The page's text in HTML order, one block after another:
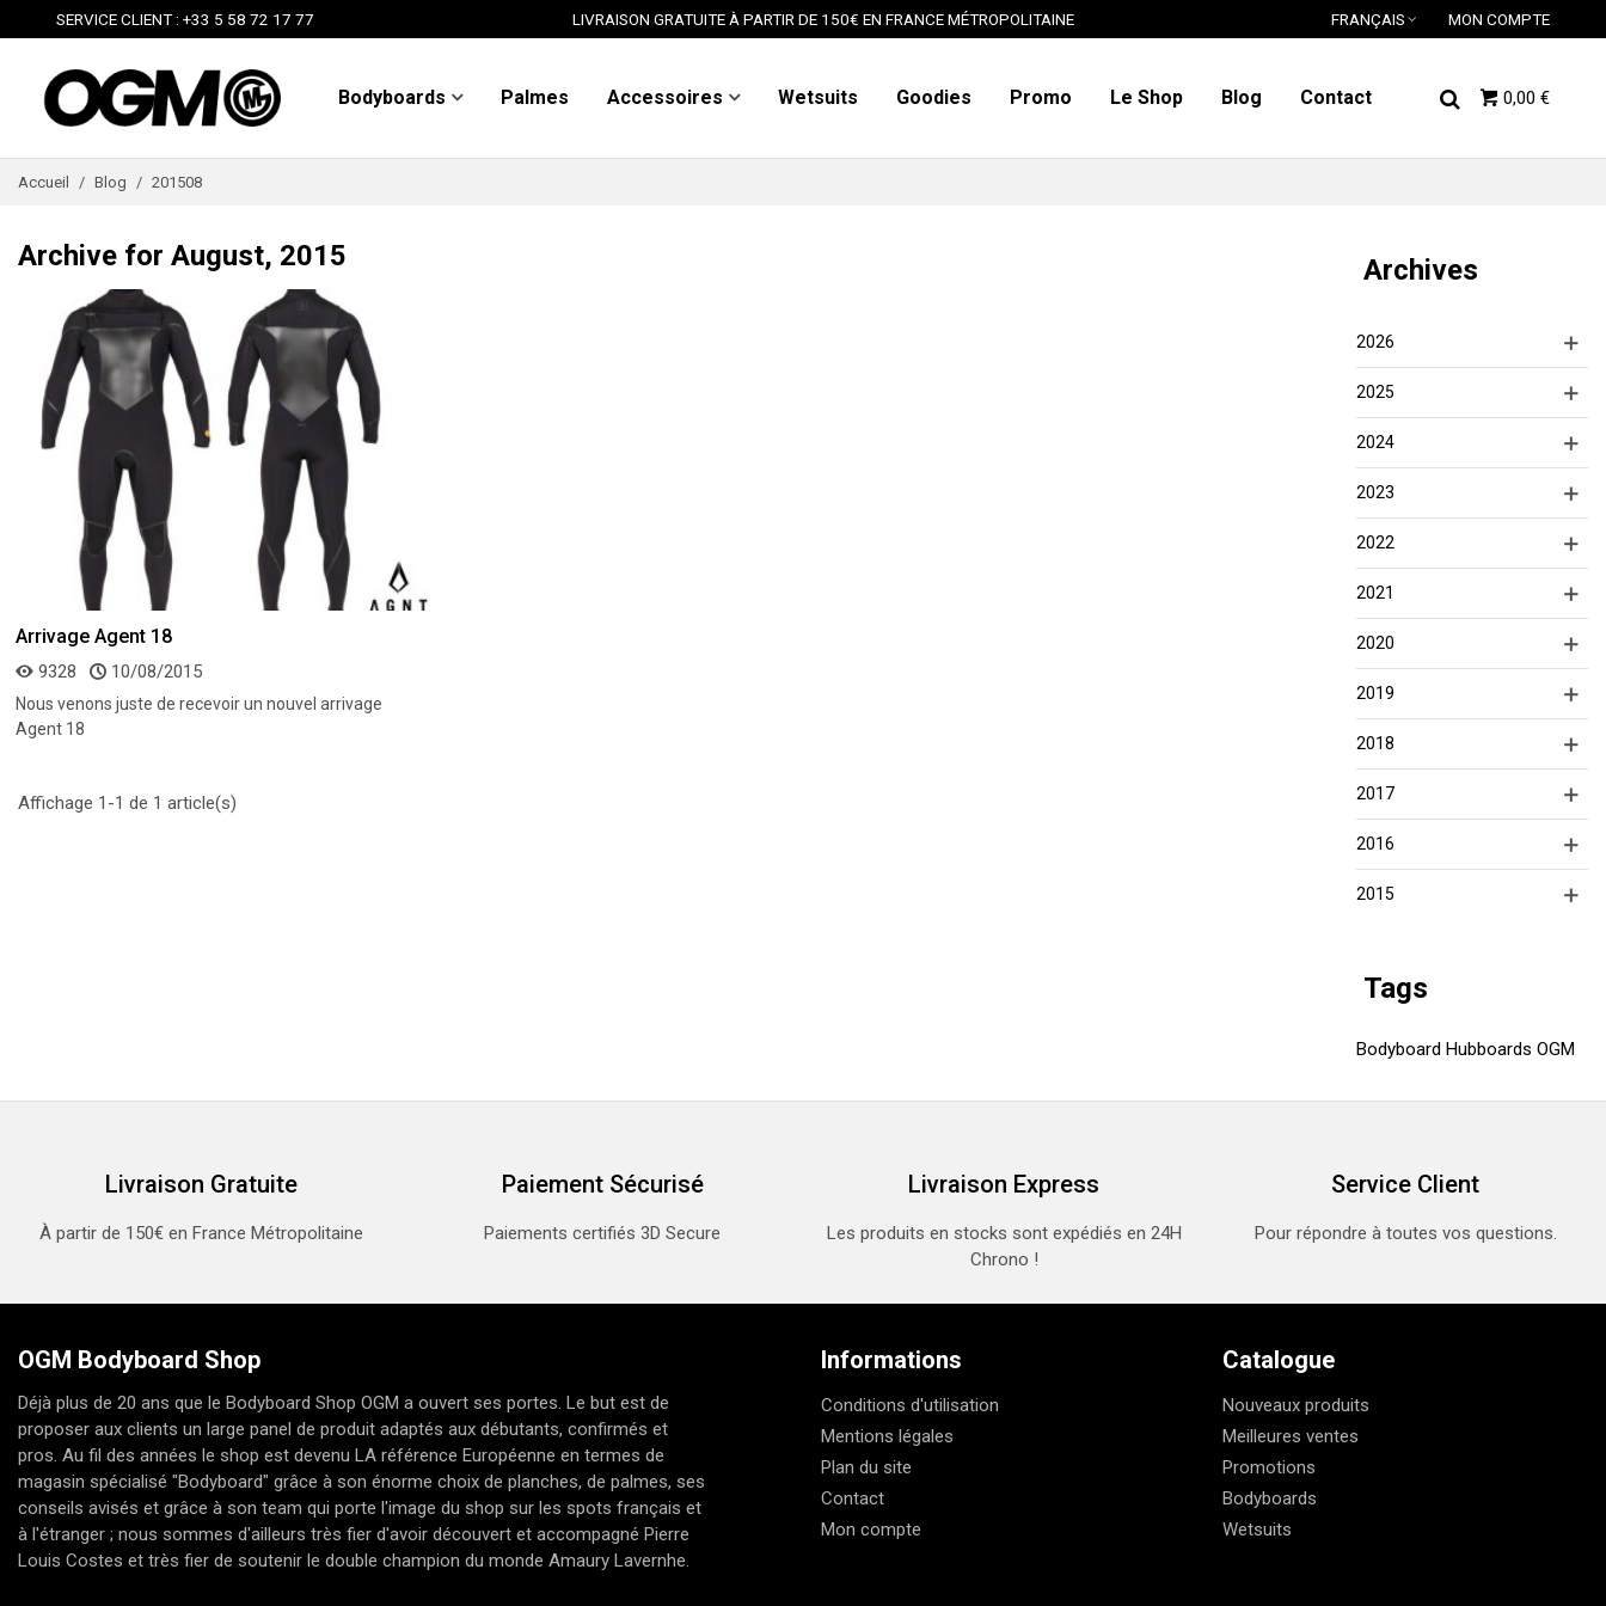
SERVICE CLIENT : +33 5 58 72 17 77 LIVRAISON GRATUITE À PARTIR DE 150€ EN FRANCE MÉTROPOLITAINE FRANÇAIS MON COMPTE
Bodyboards Palmes Accessoires Wetsuits Goodies Promo Le Shop Blog Contact 0,00 €
Accueil / Blog / 201508
Archives
2026
2025
2024
2023
2022
2021
2020
2019
2018
2017
2016
2015
Tags
Bodyboard Hubboards OGM
Archive for August, 2015
Arrivage Agent 18
9328 10/08/2015
Nous venons juste de recevoir un nouvel arrivage
Agent 18
Affichage 1-1 de 1 article(s)
Livraison Gratuite
À partir de 150€ en France Métropolitaine
Paiement Sécurisé
Paiements certifiés 3D Secure
Livraison Express
Les produits en stocks sont expédiés en 24H
Chrono !
Service Client
Pour répondre à toutes vos questions.
OGM Bodyboard Shop
Déjà plus de 20 ans que le Bodyboard Shop OGM a ouvert ses portes. Le but est de
proposer aux clients un large panel de produit adaptés aux débutants, confirmés et
pros. Au fil des années le shop est devenu LA référence Européenne en termes de
magasin spécialisé "Bodyboard" grâce à son énorme choix de planches, de palmes, ses
conseils avisés et grâce à son team qui porte l'image du shop sur les spots français et
à l'étranger ; nous sommes d'ailleurs très fier d'avoir découvert et accompagné Pierre
Louis Costes et très fier de soutenir le double champion du monde Amaury Lavernhe.
Informations
Conditions d'utilisation
Mentions légales
Plan du site
Contact
Mon compte
Catalogue
Nouveaux produits
Meilleures ventes
Promotions
Bodyboards
Wetsuits